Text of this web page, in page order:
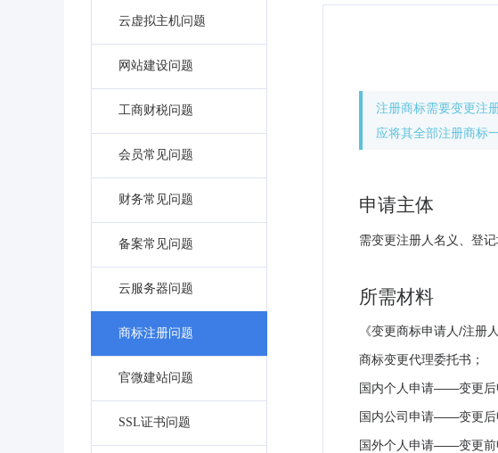
云虚拟主机问题
网站建设问题
工商财税问题
会员常见问题
财务常见问题
备案常见问题
云服务器问题
商标注册问题
官微建站问题
SSL证书问题
注册商标需要变更注
应将其全部注册商标
申请主体
需变更注册人名义、登
所需材料
《变更商标申请人/注册
商标变更代理委托书；
国内个人申请——变更后
国内公司申请——变更后
国外个人申请——变更前